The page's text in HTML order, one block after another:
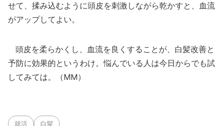
せて、揉み込むように頭皮を刺激しながら乾かすと、血流
がアップしてよい。
頭皮を柔らかくし、血流を良くすることが、白髪改善と
予防に効果的というわけ。悩んでいる人は今日からでも試
してみては。（MM）
就活 白髪